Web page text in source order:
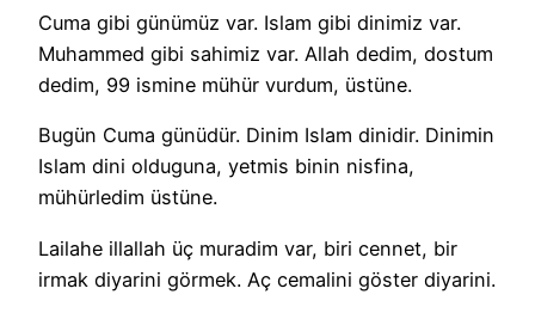
Cuma gibi günümüz var. Islam gibi dinimiz var.
Muhammed gibi sahimiz var. Allah dedim, dostum
dedim, 99 ismine mühür vurdum, üstüne.
Bugün Cuma günüdür. Dinim Islam dinidir. Dinimin
Islam dini olduguna, yetmis binin nisfina,
mühürledim üstüne.
Lailahe illallah üç muradim var, biri cennet, bir
irmak diyarini görmek. Aç cemalini göster diyarini.